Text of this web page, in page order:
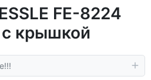
FE-8224
крышкой